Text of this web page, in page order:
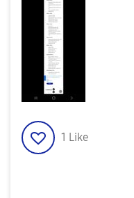
1 Like